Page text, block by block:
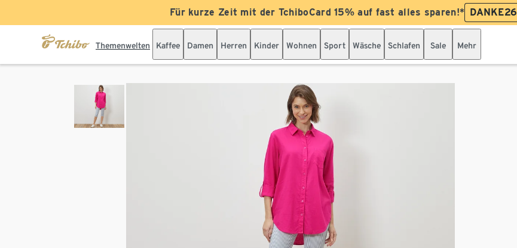
Für kurze Zeit mit der TchiboCard 15% auf fast alles sparen!* DANKE26
Themenwelten Kaffee Damen Herren Kinder Wohnen Sport Wäsche Schlafen Sale Mehr